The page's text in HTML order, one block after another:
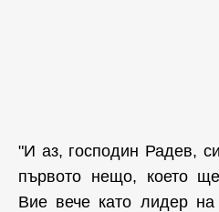
"И аз, господин Радев,
първото нещо, което
Вие вече като лидер на